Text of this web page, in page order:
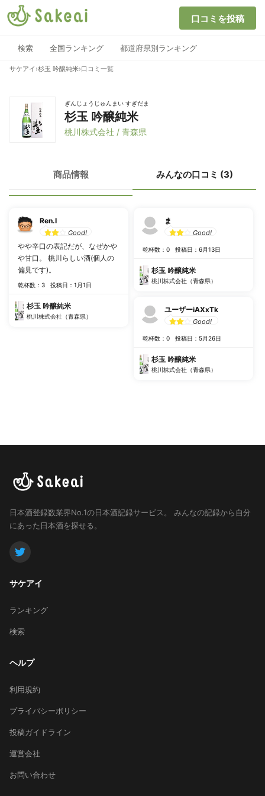
口コミを投稿
検索 全国ランキング 都道府県別ランキング
サケアイ ›杉玉 吟醸純米›口コミ一覧
ぎんじょうじゅんまい すぎだま
杉玉 吟醸純米
桃川株式会社 / 青森県
商品情報 みんなの口コミ (3)
Ren.I
Good!
やや辛口の表記だが、なぜかや
や甘口。 桃川らしい酒(個人の
偏見です)。
乾杯数：3 投稿日：1月1日
杉玉 吟醸純米
桃川株式会社（青森県）
ま
Good!
乾杯数：0 投稿日：6月13日
杉玉 吟醸純米
桃川株式会社（青森県）
ユーザーiAXxTk
Good!
乾杯数：0 投稿日：5月26日
杉玉 吟醸純米
桃川株式会社（青森県）
日本酒登録数業界No.1の日本酒記録サービス。
みんなの記録から自分
にあった日本酒を探せる。
サケアイ
ランキング
検索
ヘルプ
利用規約
プライバシーポリシー
投稿ガイドライン
運営会社
お問い合わせ